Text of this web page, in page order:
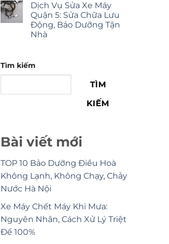
Dịch Vụ Sửa Xe Máy
Quận 5: Sửa Chữa Lưu
Động, Bảo Dưỡng Tận
Nhà
Tìm kiếm
TÌM
KIẾM
Bài viết mới
TOP 10 Bảo Dưỡng Điều Hoà
Không Lạnh, Không Chạy, Chảy
Nước Hà Nội
Xe Máy Chết Máy Khi Mưa:
Nguyên Nhân, Cách Xử Lý Triệt
Để 100%